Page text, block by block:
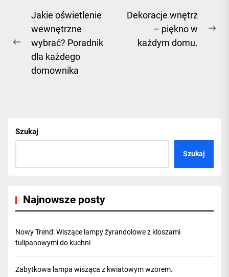
Nawigacja
wpisu
Previous
post:
Jakie oświetlenie
wewnętrzne
wybrać? Poradnik
dla każdego
domownika
Dekoracje wnętrz
– piękno w
każdym domu.
Szukaj
Szukaj
Najnowsze posty
Nowy Trend: Wiszące lampy żyrandolowe z kloszami
tulipanowymi do kuchni
Zabytkowa lampa wisząca z kwiatowym wzorem.